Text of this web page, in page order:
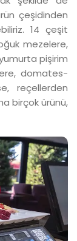
çeşidinden
14 çeşit
mezelere,
pişirim
domates-
reçellerden
birçok ürünü,